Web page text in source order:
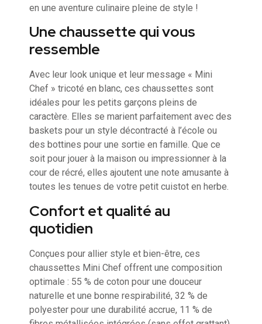
en une aventure culinaire pleine de style !
Une chaussette qui vous
ressemble
Avec leur look unique et leur message « Mini
Chef » tricoté en blanc, ces chaussettes sont
idéales pour les petits garçons pleins de
caractère. Elles se marient parfaitement avec des
baskets pour un style décontracté à l’école ou
des bottines pour une sortie en famille. Que ce
soit pour jouer à la maison ou impressionner à la
cour de récré, elles ajoutent une note amusante à
toutes les tenues de votre petit cuistot en herbe.
Confort et qualité au
quotidien
Conçues pour allier style et bien-être, ces
chaussettes Mini Chef offrent une composition
optimale : 55 % de coton pour une douceur
naturelle et une bonne respirabilité, 32 % de
polyester pour une durabilité accrue, 11 % de